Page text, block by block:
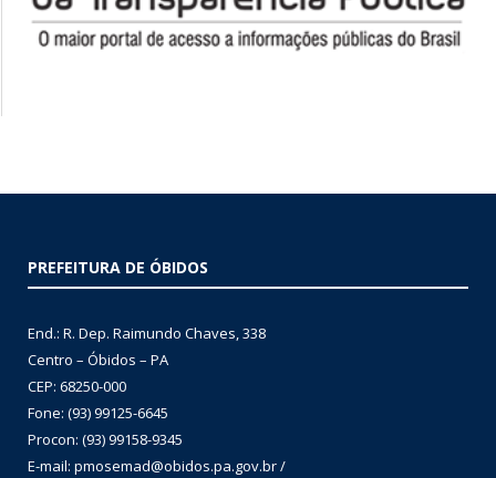
PREFEITURA DE ÓBIDOS
End.: R. Dep. Raimundo Chaves, 338
Centro – Óbidos – PA
CEP: 68250-000
Fone: (93) 99125-6645
Procon: (93) 99158-9345
E-mail: pmosemad@obidos.pa.gov.br /